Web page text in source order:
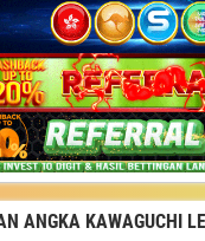
ANGKA KAWAGUCHI